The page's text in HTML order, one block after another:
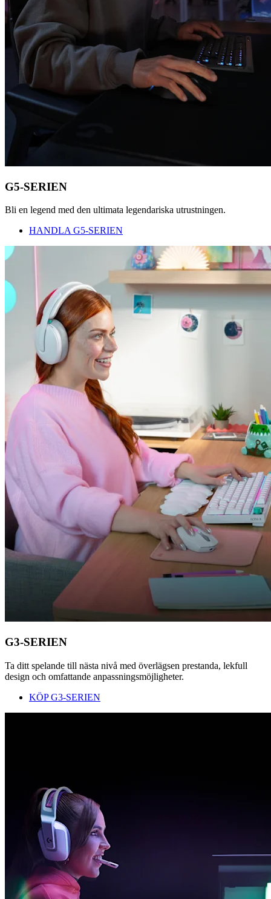
G5-SERIEN
Bli en legend med den ultimata legendariska utrustningen.
HANDLA G5-SERIEN
G3-SERIEN
Ta ditt spelande till nästa nivå med överlägsen prestanda, lekfull
design och omfattande anpassningsmöjligheter.
KÖP G3-SERIEN